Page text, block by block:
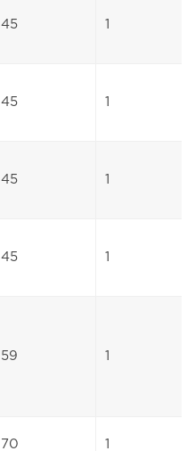
45 1
45 1
45 1
45 1
59 1
70 1